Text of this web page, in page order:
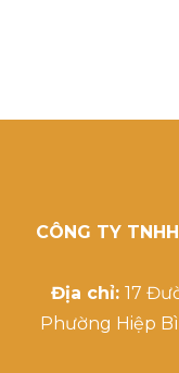
CÔNG TY
Địa chỉ: 17
Phường Hiệp